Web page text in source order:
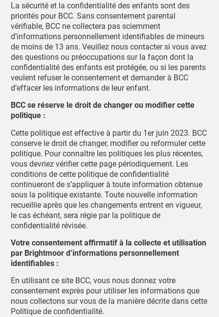
La sécurité et la confidentialité des enfants sont des
priorités pour BCC. Sans consentement parental
vérifiable, BCC ne collectera pas sciemment
d’informations personnellement identifiables de mineurs
de moins de 13 ans. Veuillez nous contacter si vous avez
des questions ou préoccupations sur la façon dont la
confidentialité des enfants est protégée, ou si les parents
veulent refuser le consentement et demander à BCC
d’effacer les informations de leur enfant.
BCC se réserve le droit de changer ou modifier cette
politique :
Cette politique est effective à partir du 1er juin 2023. BCC
conserve le droit de changer, modifier ou reformuler cette
politique. Pour connaître les politiques les plus récentes,
vous devriez vérifier cette page périodiquement. Les
conditions de cette politique de confidentialité
continueront de s’appliquer à toute information obtenue
sous la politique existante. Toute nouvelle information
recueillie après que les changements entrent en vigueur,
le cas échéant, sera régie par la politique de
confidentialité révisée.
Votre consentement affirmatif à la collecte et utilisation
par Brightmoor d’informations personnellement
identifiables :
En utilisant ce site BCC, vous nous donnez votre
consentement exprès pour utiliser les informations que
nous collectons sur vous de la manière décrite dans cette
Politique de confidentialité.